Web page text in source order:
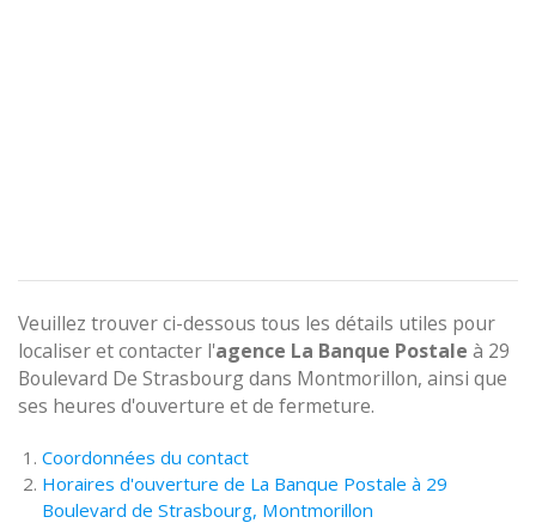
Veuillez trouver ci-dessous tous les détails utiles pour
localiser et contacter l'agence La Banque Postale à 29
Boulevard De Strasbourg dans Montmorillon, ainsi que
ses heures d'ouverture et de fermeture.
Coordonnées du contact
Horaires d'ouverture de La Banque Postale à 29
Boulevard de Strasbourg, Montmorillon